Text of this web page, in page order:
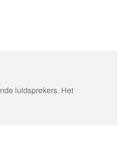
luidsprekers. Het